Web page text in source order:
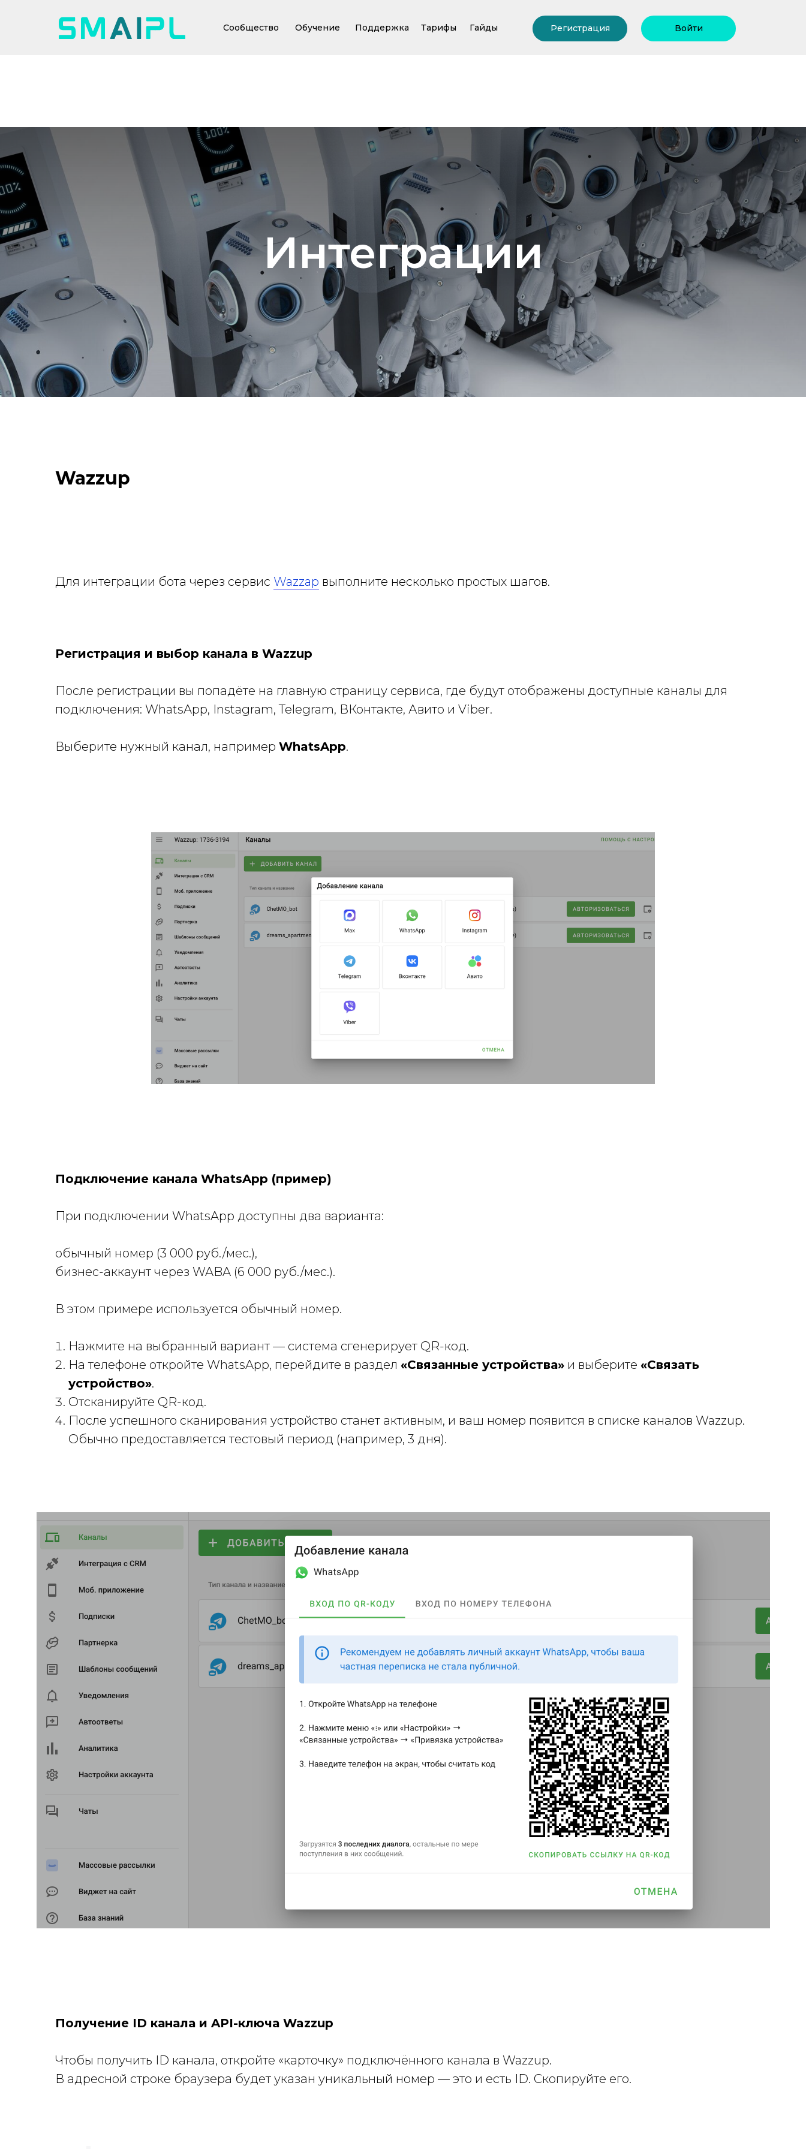
Тарифы Гайды Регистрация Войти
Регистрация
Сообщество Обучение Поддержка
Интеграции
Wazzup
Для интеграции бота через сервис Wazzap выполните несколько простых шагов.
Регистрация и выбор канала в Wazzup
После регистрации вы попадёте на главную страницу сервиса, где будут отображены доступные каналы для
подключения: WhatsApp, Instagram, Telegram, ВКонтакте, Авито и Viber.
Выберите нужный канал, например WhatsApp.
Подключение канала WhatsApp (пример)
При подключении WhatsApp доступны два варианта:
обычный номер (3 000 руб./мес.),
бизнес-аккаунт через WABA (6 000 руб./мес.).
В этом примере используется обычный номер.
Нажмите на выбранный вариант — система сгенерирует QR-код.
На телефоне откройте WhatsApp, перейдите в раздел «Связанные устройства» и выберите «Связать
устройство».
Отсканируйте QR-код.
После успешного сканирования устройство станет активным, и ваш номер появится в списке каналов Wazzup.
Обычно предоставляется тестовый период (например, 3 дня).
Получение ID канала и API-ключа Wazzup
Чтобы получить ID канала, откройте «карточку» подключённого канала в Wazzup.
В адресной строке браузера будет указан уникальный номер — это и есть ID. Скопируйте его.